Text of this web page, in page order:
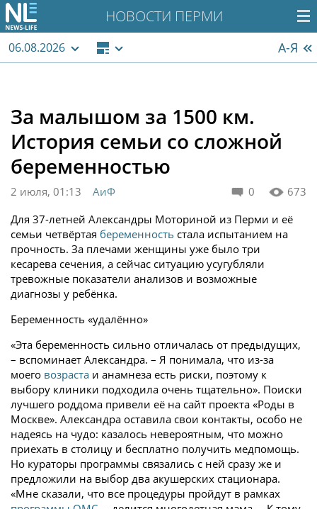
НОВОСТИ ПЕРМИ
06.08.2026 А-Я
За малышом за 1500 км.
История семьи со сложной
беременностью
0 673
2 июля, 01:13
АиФ
Для 37-летней Александры Моториной из Перми и её
семь­и четвёртая беременность стала испытанием на
проч­ность. За плечами женщины уже было три
кесарева сечения, а сейчас ситуацию усугубляли
тревожные показатели анализов и возможные
диагнозы у ребёнка.
Беременность «удалённо»
«Эта беременность сильно отличалась от предыдущих,
– вспоминает Александра. – Я понимала, что из-за
моего возраста и анамнеза есть риски, поэтому к
выбору клиники подходила очень тщательно». Поиски
лучшего роддома привели её на сайт проекта «Роды в
Москве». Александра оставила свои контакты, особо не
надеясь на чудо: казалось невероятным, что можно
приехать в столицу и бесплатно получить медпомощь.
Но кураторы программы связались с ней сразу же и
предложили на выбор два акушерских стационара.
«Мне сказали, что все процедуры пройдут в рамках